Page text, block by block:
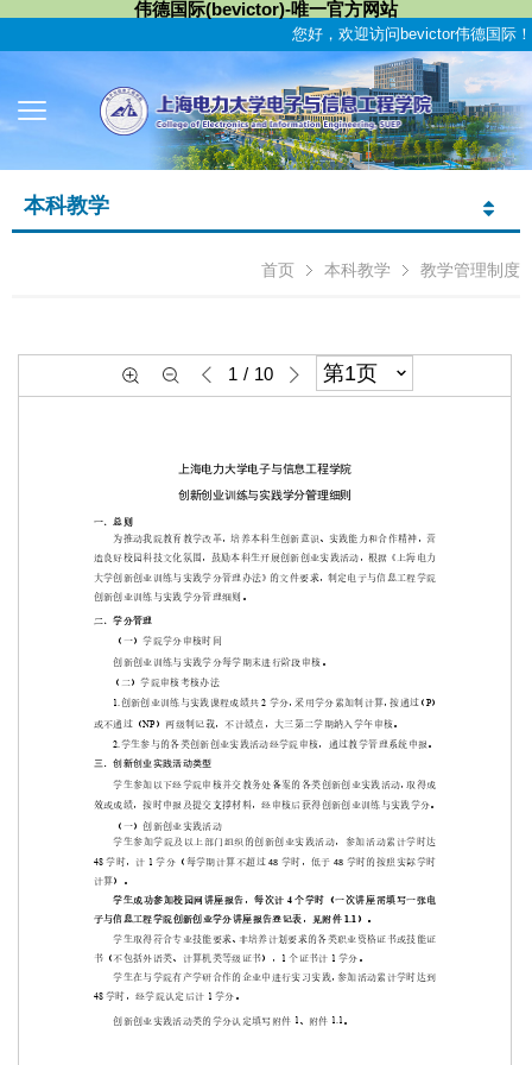
伟德国际(bevictor)-唯一官方网站
您好，欢迎访问bevictor伟德国际！
本科教学
首页 本科教学 教学管理制度
1 / 10